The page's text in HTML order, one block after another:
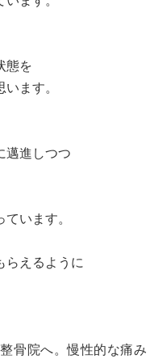
態を
ます。
邁進しつつ
います。
らえるように
骨院へ。慢性的な痛み